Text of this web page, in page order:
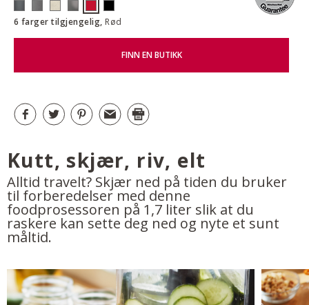
6 farger tilgjengelig, Rød
FINN EN BUTIKK
Kutt, skjær, riv, elt
Alltid travelt? Skjær ned på tiden du bruker
til forberedelser med denne
foodprosessoren på 1,7 liter slik at du
raskere kan sette deg ned og nyte et sunt
måltid.